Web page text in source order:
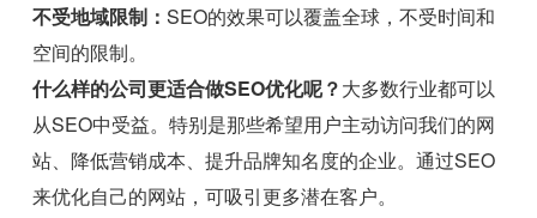
不受地域限制：SEO的效果可以覆盖全球，不受时间和
空间的限制。
什么样的公司更适合做SEO优化呢？大多数行业都可以
从SEO中受益。特别是那些希望用户主动访问我们的网
站、降低营销成本、提升品牌知名度的企业。通过SEO
来优化自己的网站，可吸引更多潜在客户。